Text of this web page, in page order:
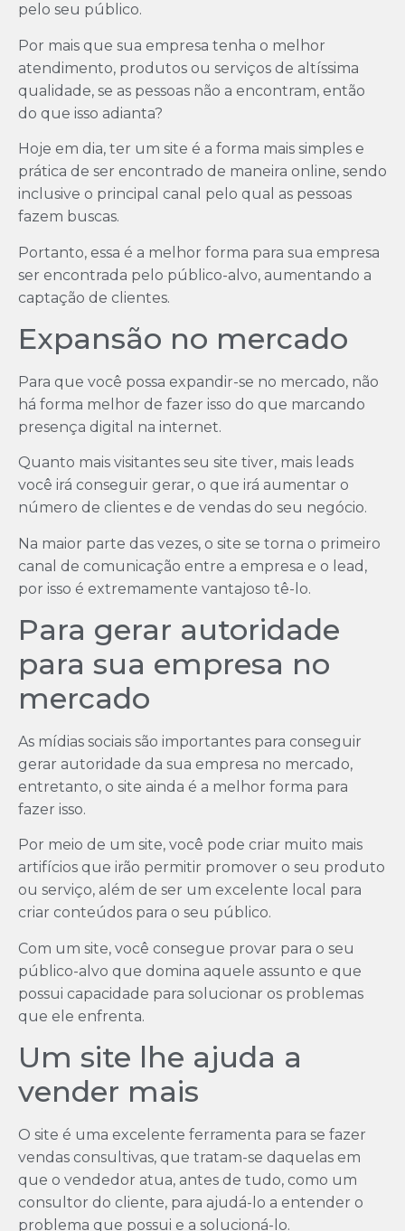
pelo seu público.
Por mais que sua empresa tenha o melhor
atendimento, produtos ou serviços de altíssima
qualidade, se as pessoas não a encontram, então
do que isso adianta?
Hoje em dia, ter um site é a forma mais simples e
prática de ser encontrado de maneira online, sendo
inclusive o principal canal pelo qual as pessoas
fazem buscas.
Portanto, essa é a melhor forma para sua empresa
ser encontrada pelo público-alvo, aumentando a
captação de clientes.
Expansão no mercado
Para que você possa expandir-se no mercado, não
há forma melhor de fazer isso do que marcando
presença digital na internet.
Quanto mais visitantes seu site tiver, mais leads
você irá conseguir gerar, o que irá aumentar o
número de clientes e de vendas do seu negócio.
Na maior parte das vezes, o site se torna o primeiro
canal de comunicação entre a empresa e o lead,
por isso é extremamente vantajoso tê-lo.
Para gerar autoridade
para sua empresa no
mercado
As mídias sociais são importantes para conseguir
gerar autoridade da sua empresa no mercado,
entretanto, o site ainda é a melhor forma para
fazer isso.
Por meio de um site, você pode criar muito mais
artifícios que irão permitir promover o seu produto
ou serviço, além de ser um excelente local para
criar conteúdos para o seu público.
Com um site, você consegue provar para o seu
público-alvo que domina aquele assunto e que
possui capacidade para solucionar os problemas
que ele enfrenta.
Um site lhe ajuda a
vender mais
O site é uma excelente ferramenta para se fazer
vendas consultivas, que tratam-se daquelas em
que o vendedor atua, antes de tudo, como um
consultor do cliente, para ajudá-lo a entender o
problema que possui e a solucioná-lo.